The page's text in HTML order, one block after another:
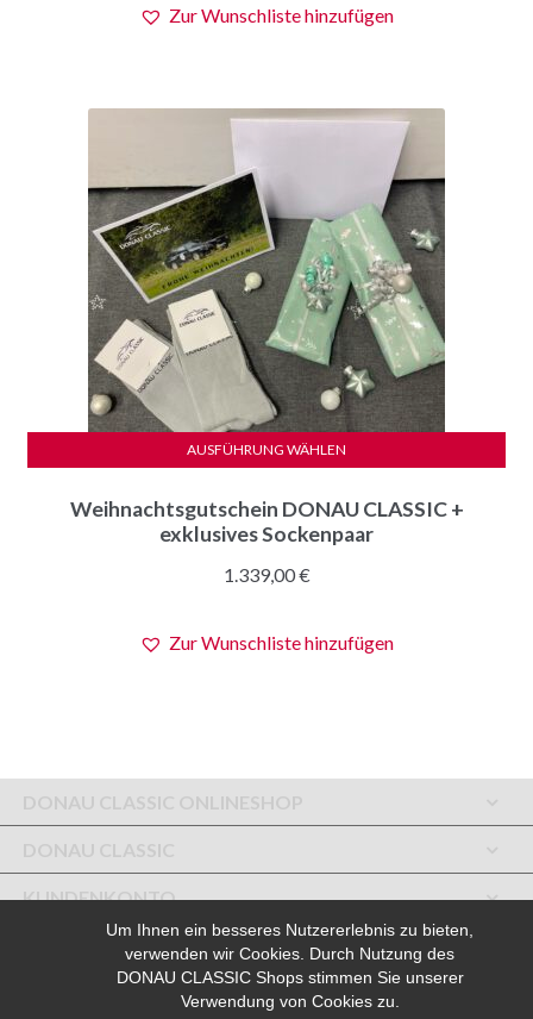
Um Ihnen ein besseres Nutzererlebnis zu bieten,
verwenden wir Cookies. Durch Nutzung des
DONAU CLASSIC Shops stimmen Sie unserer
Verwendung von Cookies zu.
Zur Wunschliste hinzufügen
Weihnachtsgutschein DONAU CLASSIC +
exklusives Sockenpaar
1.339,00€
Zur Wunschliste hinzufügen
AUSFÜHRUNG WÄHLEN
Produkt
weist
mehrere
Die
der
KUNDENKONTO